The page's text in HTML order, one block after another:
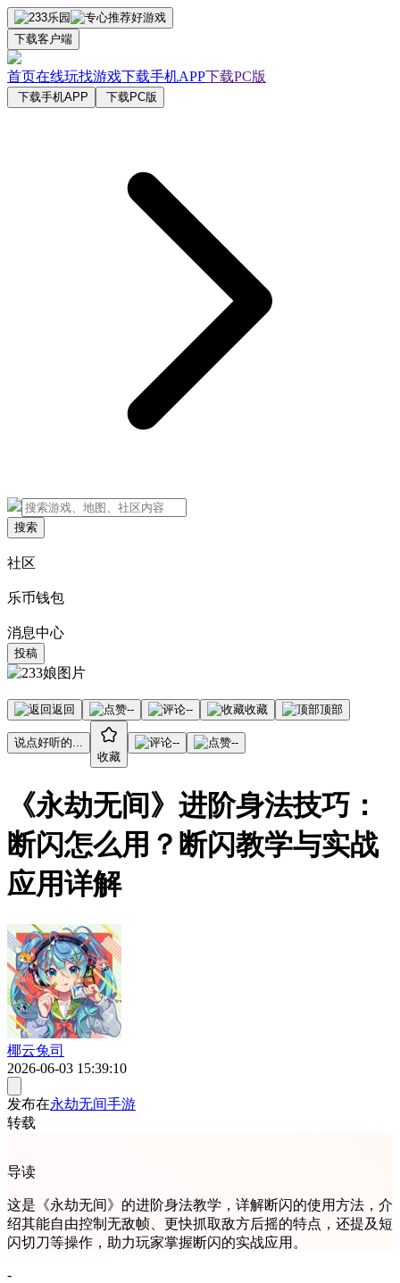
下载客户端
首页在线玩找游戏下载手机APP下载PC版
下载手机APP 下载PC版
搜索
社区
乐币钱包
消息中心
投稿
返回 -- -- 收藏 顶部
说点好听的...
收藏
-- --
《永劫无间》进阶身法技巧：
断闪怎么用？断闪教学与实战
应用详解
椰云兔司
2026-06-03 15:39:10
发布在永劫无间手游
转载
导读
这是《永劫无间》的进阶身法教学，详解断闪的使用方法，介
绍其能自由控制无敌帧、更快抓取敌方后摇的特点，还提及短
闪切刀等操作，助力玩家掌握断闪的实战应用。
-